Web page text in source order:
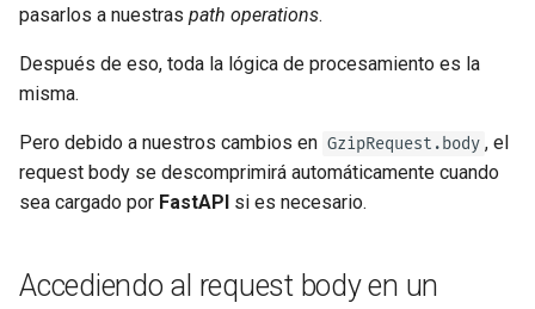
pasarlos a nuestras path operations.
Después de eso, toda la lógica de procesamiento es la
misma.
Pero debido a nuestros cambios en GzipRequest.body , el
request body se descomprimirá automáticamente cuando
sea cargado por FastAPI si es necesario.
Accediendo al request body en un